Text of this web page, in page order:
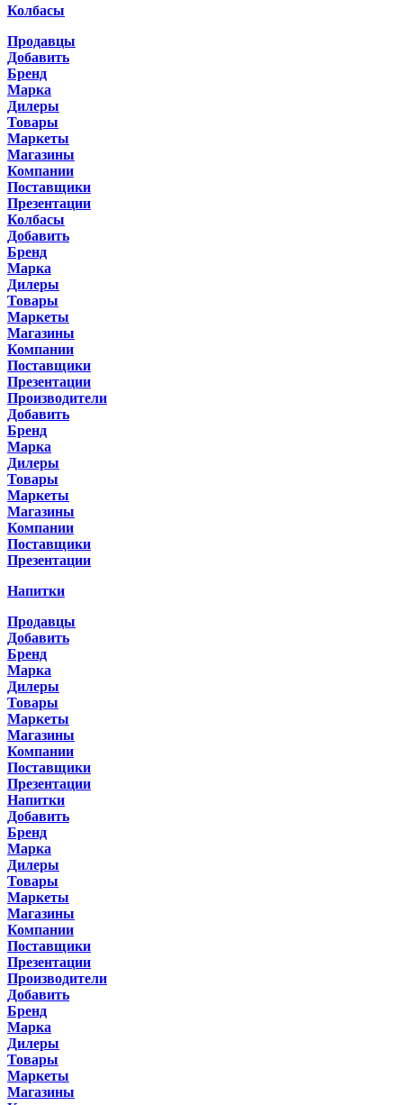
Колбасы
Продавцы
Добавить
Бренд
Марка
Дилеры
Товары
Маркеты
Магазины
Компании
Поставщики
Презентации
Колбасы
Добавить
Бренд
Марка
Дилеры
Товары
Маркеты
Магазины
Компании
Поставщики
Презентации
Производители
Добавить
Бренд
Марка
Дилеры
Товары
Маркеты
Магазины
Компании
Поставщики
Презентации
Напитки
Продавцы
Добавить
Бренд
Марка
Дилеры
Товары
Маркеты
Магазины
Компании
Поставщики
Презентации
Напитки
Добавить
Бренд
Марка
Дилеры
Товары
Маркеты
Магазины
Компании
Поставщики
Презентации
Производители
Добавить
Бренд
Марка
Дилеры
Товары
Маркеты
Магазины